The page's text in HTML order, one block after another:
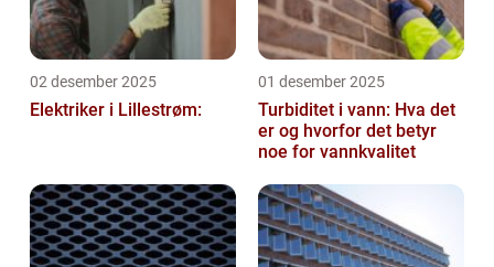
02 desember 2025
Elektriker i Lillestrøm:
01 desember 2025
Turbiditet i vann: Hva det
er og hvorfor det betyr
noe for vannkvalitet